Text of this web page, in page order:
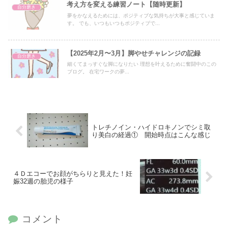
自分磨き 考え方を変える練習ノート【随時更新】
夢をかなえるためには、ポジティブな気持ちが大事と感じていま
す。 でも、いつもいつもポジティブで...
自分磨き 【2025年2月〜3月】脚やせチャレンジの記録
細くてまっすぐな脚になりたい 理想を叶えるために奮闘中のこの
ブログ。 在宅ワークの夢...
トレチノイン・ハイドロキノンでシミ取
り美白の経過① 開始時点はこんな感じ
４Ｄエコーでお顔がちらりと見えた！妊
娠32週の胎児の様子
コメント